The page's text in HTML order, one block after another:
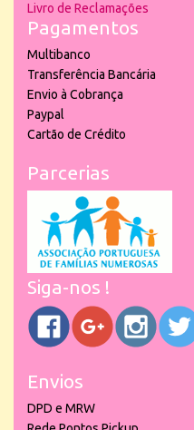
Livro de Reclamações
Pagamentos
Multibanco
Transferência Bancária
Envio à Cobrança
Paypal
Cartão de Crédito
Parcerias
Siga-nos !
Envios
DPD e MRW